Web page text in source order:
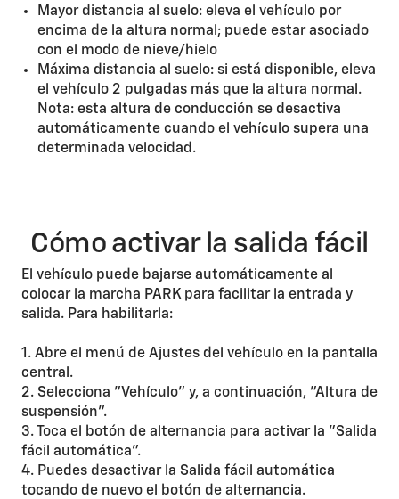
Mayor distancia al suelo: eleva el vehículo por
encima de la altura normal; puede estar asociado
con el modo de nieve/hielo
Máxima distancia al suelo: si está disponible, eleva
el vehículo 2 pulgadas más que la altura normal.
Nota: esta altura de conducción se desactiva
automáticamente cuando el vehículo supera una
determinada velocidad.
Cómo activar la salida fácil
El vehículo puede bajarse automáticamente al
colocar la marcha PARK para facilitar la entrada y
salida. Para habilitarla:
1. Abre el menú de Ajustes del vehículo en la pantalla
central.
2. Selecciona "Vehículo" y, a continuación, "Altura de
suspensión".
3. Toca el botón de alternancia para activar la "Salida
fácil automática".
4. Puedes desactivar la Salida fácil automática
tocando de nuevo el botón de alternancia.